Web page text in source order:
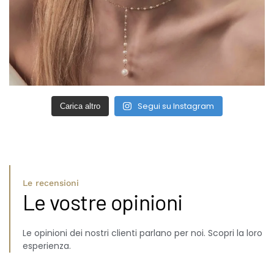
Carica altro Segui su Instagram
Le recensioni
Le vostre opinioni
Le opinioni dei nostri clienti parlano per noi. Scopri la loro
esperienza.